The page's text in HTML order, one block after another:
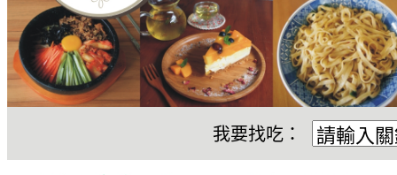
我要找吃：